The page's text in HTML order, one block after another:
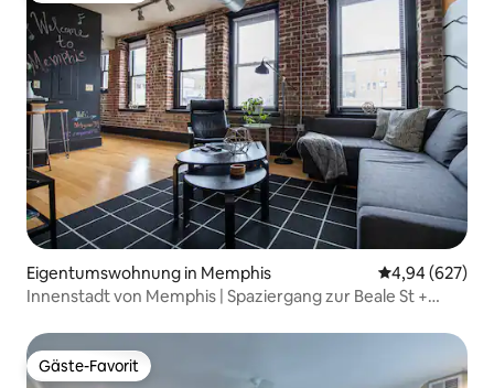
Eigentumswohnung in Memphis
4,94 (627)
Innenstadt von Memphis | Spaziergang zur Beale St +
Gäste-Favorit
Gäste-Favorit